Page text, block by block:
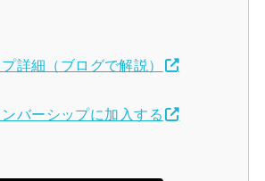
詳細（ブログで解説）
バーシップに加入する